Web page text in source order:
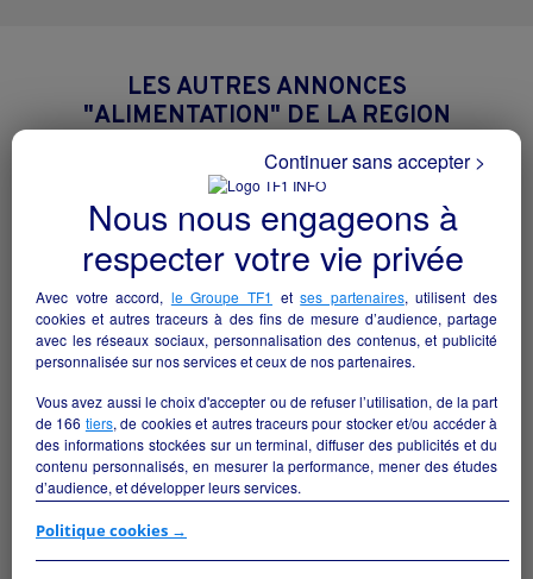
LES AUTRES ANNONCES
"ALIMENTATION" DE LA REGION
Épicerie
Nous nous engageons à
respecter votre vie privée
Avec votre accord, le Groupe TF1 etses partenaires, utilisent des
cookies et autres traceurs à des fins de mesure d’audience, partage
avec les réseaux sociaux, personnalisation des contenus, et publicité
personnalisée sur nos services et ceux de nos partenaires.
Vous avez aussi le choix d'accepter ou de refuser l’utilisation, de la part
de 166 tiers, de cookies et autres traceurs pour stocker et/ou accéder à
des informations stockées sur un terminal, diffuser des publicités et du
contenu personnalisés, en mesurer la performance, mener des études
d’audience, et développer leurs services.
Si vous continuez sans accepter, les fonctionnalités liées à la
Politique cookies →
Continuer sans accepter >